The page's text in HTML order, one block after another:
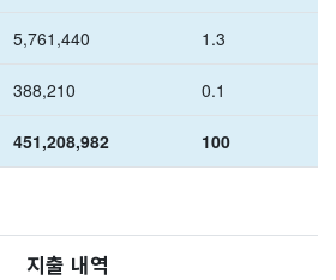
5,761,440 1.3
388,210 0.1
451,208,982 100
지출 내역